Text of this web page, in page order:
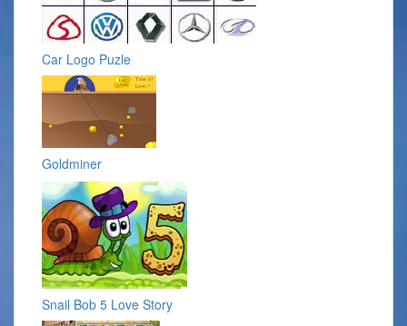
Car Logo Puzle
Goldminer
Snail Bob 5 Love Story